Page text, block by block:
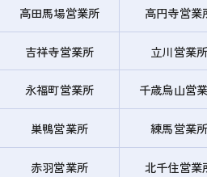
高田馬場営業所 高円寺営業
吉祥寺営業所 立川営業所
永福町営業所 千歳烏山営
巣鴨営業所 練馬営業所
赤羽営業所 北千住営業